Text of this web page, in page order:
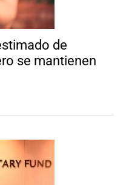
de
se mantienen